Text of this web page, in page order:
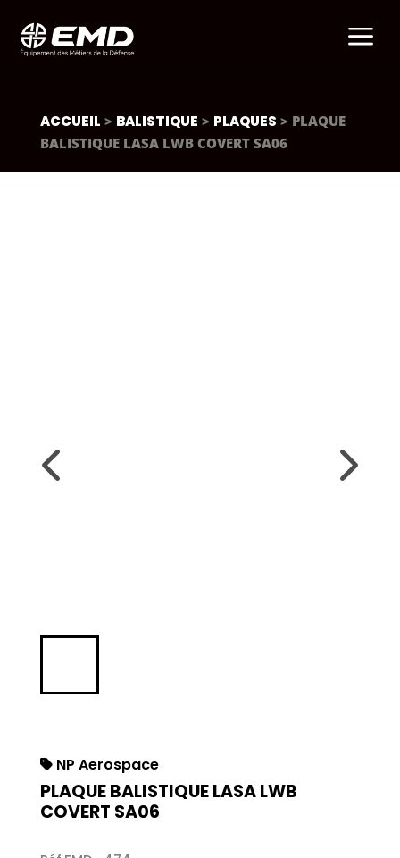
a
ACCUEIL > BALISTIQUE > PLAQUES > PLAQUE
BALISTIQUE LASA LWB COVERT SA06
NP Aerospace
PLAQUE BALISTIQUE LASA LWB
COVERT SA06